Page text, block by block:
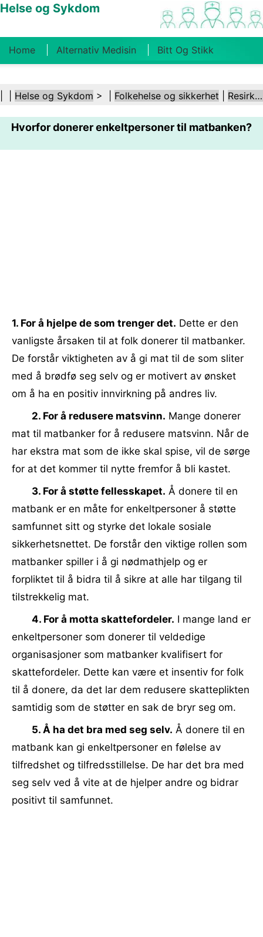
Helse og Sykdom
Home Alternativ Medisin Bitt Og Stikk
Kosthold Og Ernæring Familiehelse
Helsebransjen Psykisk Helse Folkehelse Og
Sikkerhet Kirurgi Og Prosedyrer Helse
Helse og Sykdom > | Folkehelse og sikkerhet Resirkulering
Hvorfor donerer enkeltpersoner til matbanken?
1. For å hjelpe de som trenger det. Dette er den
vanligste årsaken til at folk donerer til matbanker.
De forstår viktigheten av å gi mat til de som sliter
med å brødfø seg selv og er motivert av ønsket
om å ha en positiv innvirkning på andres liv.
2. For å redusere matsvinn. Mange donerer
mat til matbanker for å redusere matsvinn. Når de
har ekstra mat som de ikke skal spise, vil de sørge
for at det kommer til nytte fremfor å bli kastet.
3. For å støtte fellesskapet. Å donere til en
matbank er en måte for enkeltpersoner å støtte
samfunnet sitt og styrke det lokale sosiale
sikkerhetsnettet. De forstår den viktige rollen som
matbanker spiller i å gi nødmathjelp og er
forpliktet til å bidra til å sikre at alle har tilgang til
tilstrekkelig mat.
4. For å motta skattefordeler. I mange land er
enkeltpersoner som donerer til veldedige
organisasjoner som matbanker kvalifisert for
skattefordeler. Dette kan være et insentiv for folk
til å donere, da det lar dem redusere skatteplikten
samtidig som de støtter en sak de bryr seg om.
5. Å ha det bra med seg selv. Å donere til en
matbank kan gi enkeltpersoner en følelse av
tilfredshet og tilfredsstillelse. De har det bra med
seg selv ved å vite at de hjelper andre og bidrar
positivt til samfunnet.